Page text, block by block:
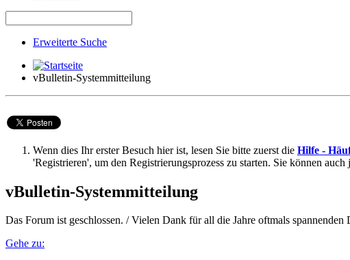
Erweiterte Suche
vBulletin-Systemmitteilung
Wenn dies Ihr erster Besuch hier ist, lesen Sie bitte zuerst die Hilfe -
'Registrieren', um den Registrierungsprozess zu starten. Sie können
vBulletin-Systemmitteilung
Das Forum ist geschlossen. / Vielen Dank für all die Jahre oftmals
Gehe zu: